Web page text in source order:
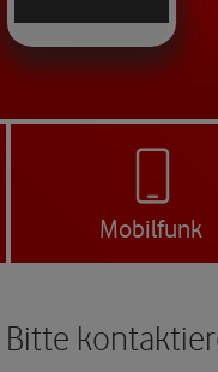
Mobilfunk
Bitte